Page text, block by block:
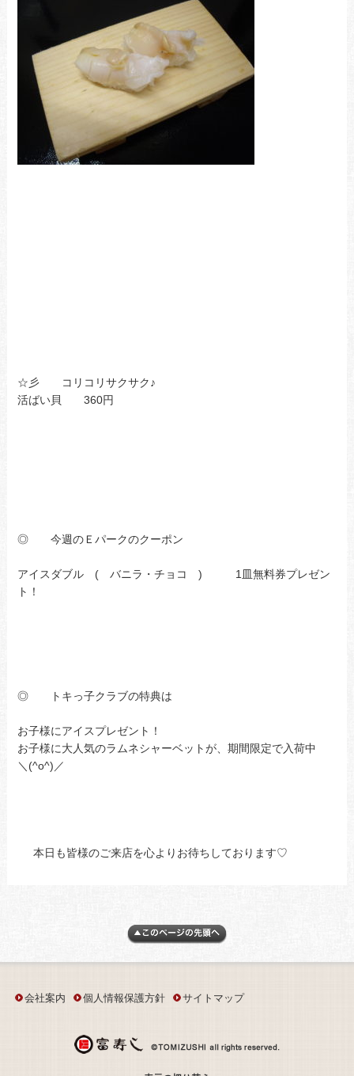
☆彡 コリコリサクサク♪
活ばい貝 360円
◎ 今週のＥパークのクーポン
アイスダブル ( バニラ・チョコ ) 1皿無料券プレゼン
ト！
◎ トキっ子クラブの特典は
お子様にアイスプレゼント！
お子様に大人気のラムネシャーベットが、期間限定で入荷中
＼(^o^)／
本日も皆様のご来店を心よりお待ちしております♡
会社案内 個人情報保護方針 サイトマップ